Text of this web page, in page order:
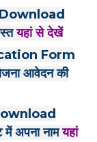
यहां से देखें
Form
आवेदन की
में अपना नामयहां